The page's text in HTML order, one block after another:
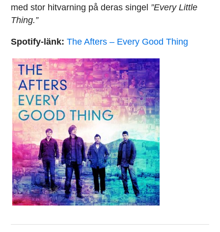
med stor hitvarning på deras singel ”Every Little
Thing.”
Spotify-länk: The Afters – Every Good Thing